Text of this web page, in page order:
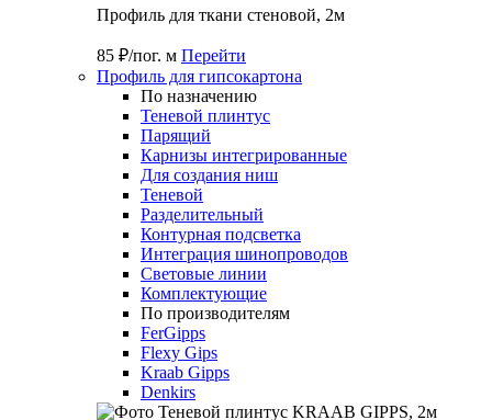
Профиль для ткани стеновой, 2м
85 ₽/пог. м Перейти
Профиль для гипсокартона
По назначению
Теневой плинтус
Парящий
Карнизы интегрированные
Для создания ниш
Теневой
Разделительный
Контурная подсветка
Интеграция шинопроводов
Световые линии
Комплектующие
По производителям
FerGipps
Flexy Gips
Kraab Gipps
Denkirs